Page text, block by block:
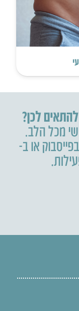
לכן?
מכל הלב.
בפייסבוק או ב-